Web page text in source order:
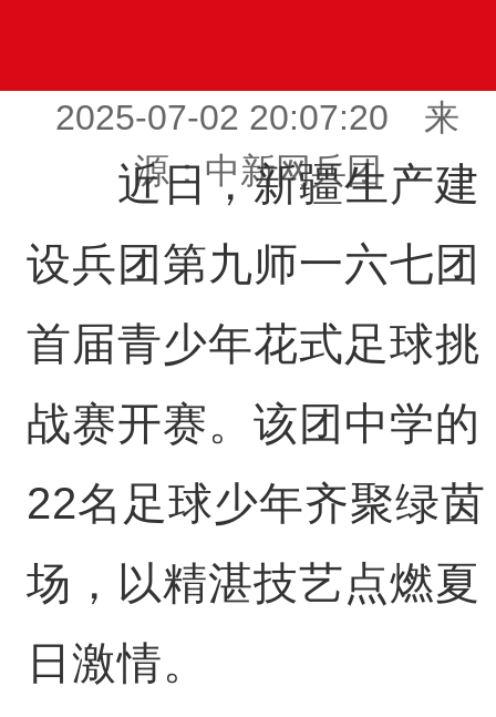
2025-07-02 20:07:20 来
源：中新网兵团
近日，新疆生产建
设兵团第九师一六七团
首届青少年花式足球挑
战赛开赛。该团中学的
22名足球少年齐聚绿茵
场，以精湛技艺点燃夏
日激情。